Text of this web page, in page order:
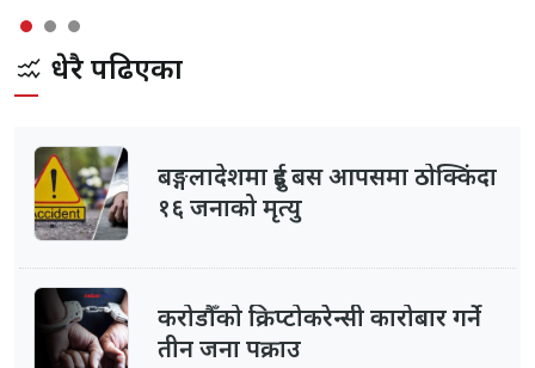
धेरै पढिएका
बङ्गलादेशमा दुई बस आपसमा ठोक्किंदा
१६ जनाको मृत्यु
करोडौँको क्रिप्टोकरेन्सी कारोबार गर्ने
तीन जना पक्राउ